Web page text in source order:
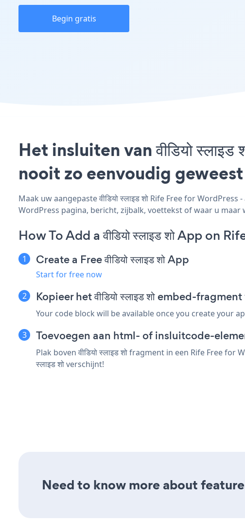
Begin gratis
Het insluiten van वीडियो
nooit zo eenvoudig geweest
Maak uw aangepaste वीडियो स्लाइड शो Rife Free for
WordPress pagina, bericht, zijbalk, voettekst of waar u maar
How To Add a वीडियो स्लाइड शो App on
Create a Free वीडियो स्लाइड शो App
Start for free now
Kopieer het वीडियो स्लाइड शो embed-
Your code block will be available once you create your
Toevoegen aan html- of insluitcode-
Plak boven वीडियो स्लाइड शो fragment in een Rife Free
स्लाइड शो verschijnt!
Need to know more about features